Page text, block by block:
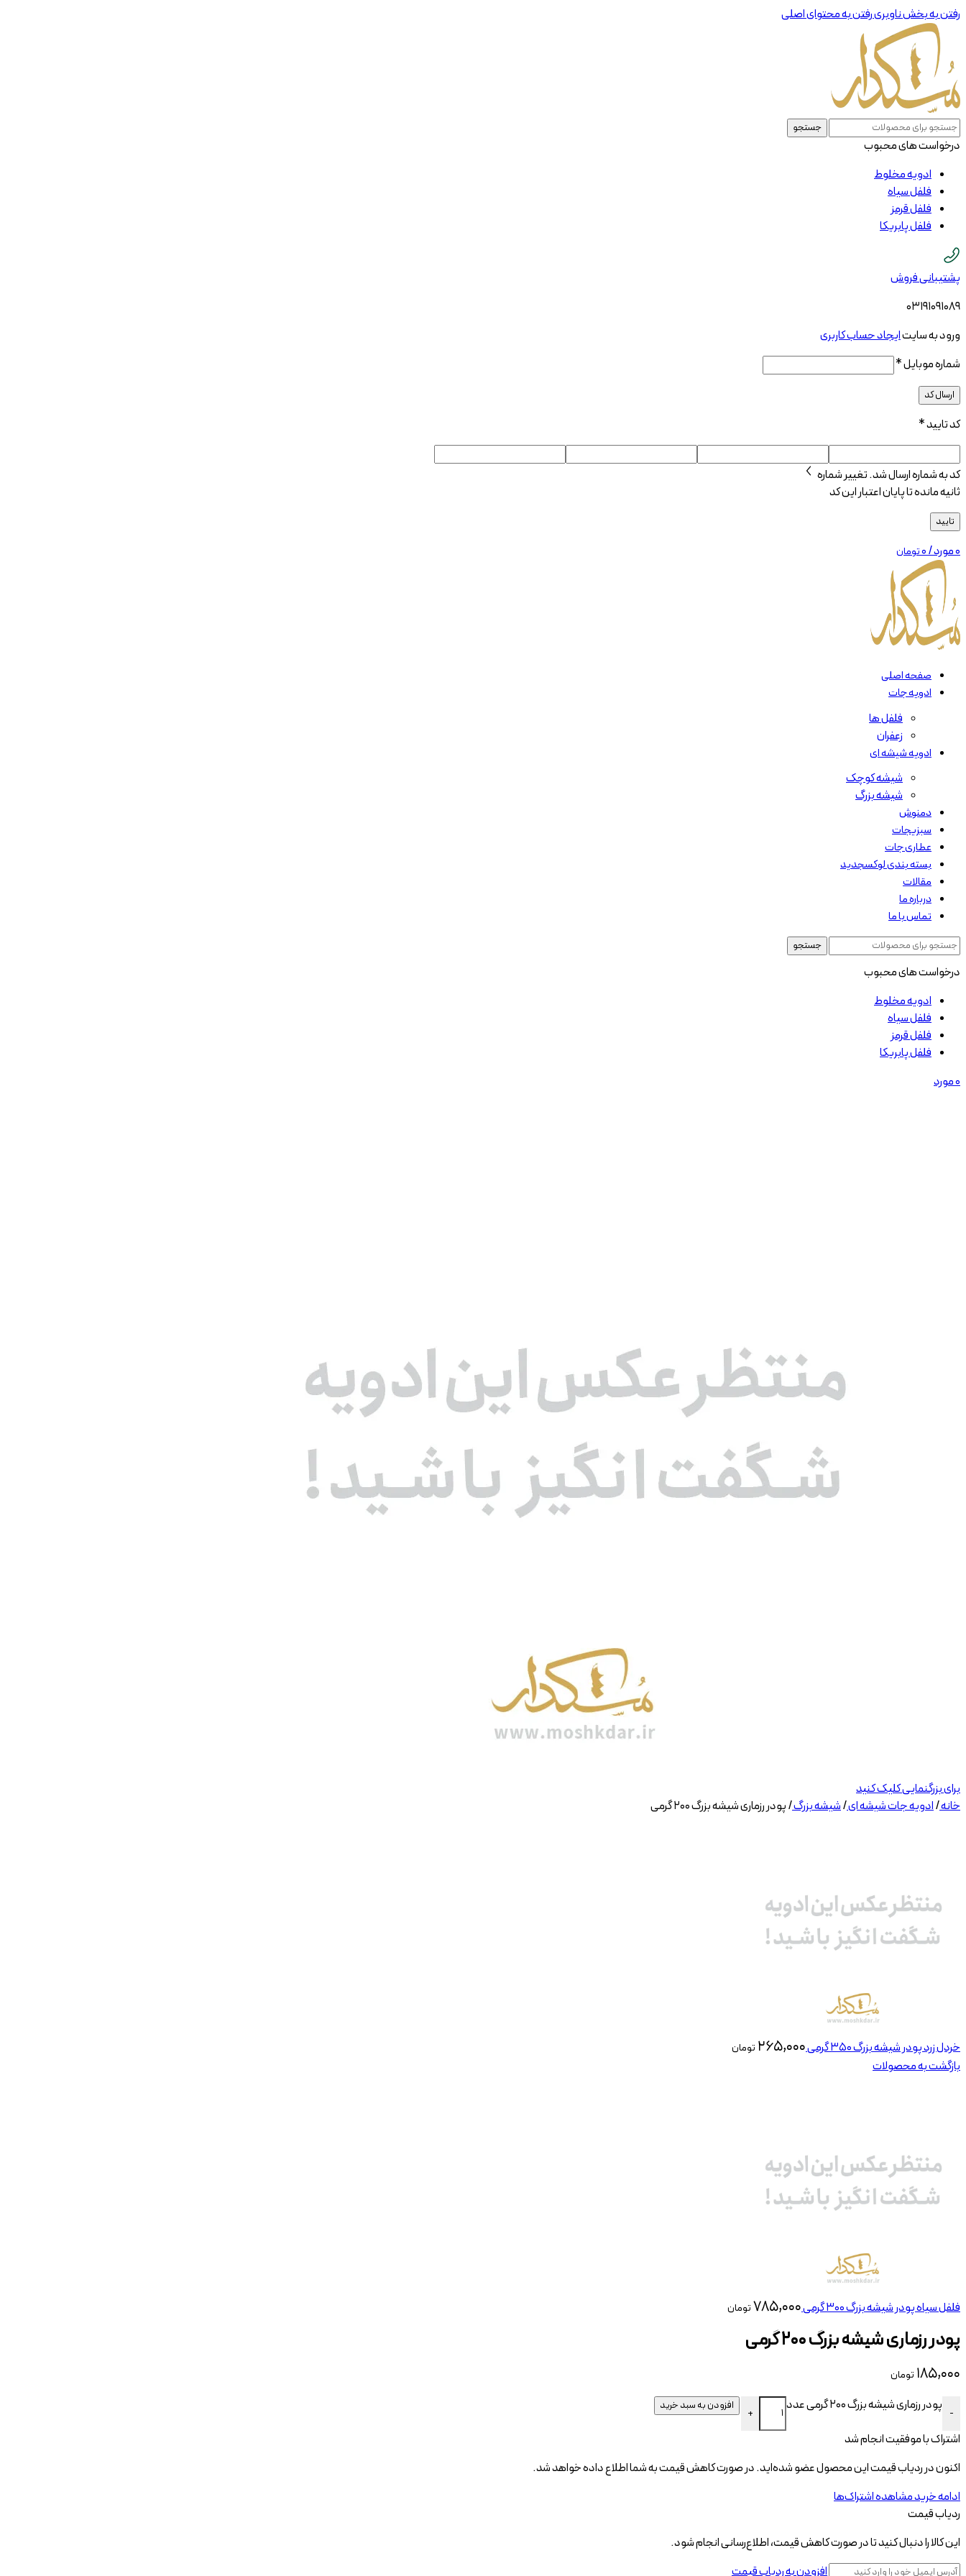
رفتن به بخش ناوبریرفتن به محتوای اصلی
جستجو
درخواست های محبوب
ادویه مخلوط
فلفل سیاه
فلفل قرمز
فلفل پابریکا
پشتیبانی فروش
03191091089
ورود به سایتایجاد حساب کاربری
شماره موبایل*
ارسال کد
کد تایید*
کد به شمارهارسال شد.تغییر شماره
ثانیه مانده تا پایان اعتبار این کد
تایید
0مورد/۰تومان
صفحه اصلی
ادویه جات
فلفل ها
زعفران
ادویه شیشه ای
شیشه کوچک
شیشه بزرگ
دمنوش
سبزیجات
عطاری جات
بسته بندی لوکسجدید
مقالات
درباره ما
تماس با ما
جستجو
درخواست های محبوب
ادویه مخلوط
فلفل سیاه
فلفل قرمز
فلفل پابریکا
0مورد
برای بزرگنمایی کلیک کنید
خانه/ادویه جات شیشه ای/شیشه بزرگ/پودر رزماری شیشه بزرگ ۲۰۰ گرمی
خردل زرد پودر شیشه بزرگ 350 گرمی ۲۶۵,۰۰۰ تومان
بازگشت به محصولات
فلفل سیاه پودر شیشه بزرگ 300 گرمی ۷۸۵,۰۰۰تومان
پودر رزماری شیشه بزرگ ۲۰۰ گرمی
۱۸۵,۰۰۰ تومان
- پودر رزماری شیشه بزرگ 200 گرمی عدد +
افزودن به سبد خرید
اشتراک با موفقیت انجام شد
اکنون در ردیاب قیمت این محصول عضو شده‌اید. در صورت کاهش قیمت به شما اطلاع داده خواهد شد.
ادامه خریدمشاهده اشتراک‌ها
ردیاب قیمت
این کالا را دنبال کنید تا در صورت کاهش قیمت، اطلاع‌رسانی انجام شود.
افزودن به ردیاب قیمت